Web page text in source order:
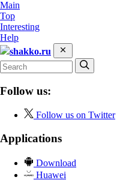
Main
Top
Interesting
Help
shakko.ru
Follow us:
Follow us on Twitter
Applications
Download
Huawei